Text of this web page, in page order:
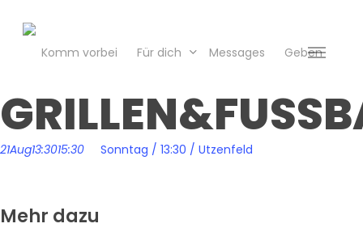
Komm vorbei Für dich Messages Geben
Menu
21Aug13:3015:30 Sonntag / 13:30 / Utzenfeld
Mehr dazu